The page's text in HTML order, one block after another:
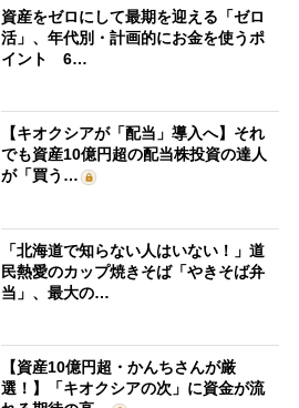
資産をゼロにして最期を迎える「ゼロ
活」、年代別・計画的にお金を使うポ
イント 6…
【キオクシアが「配当」導入へ】それ
でも資産10億円超の配当株投資の達人
が「買う…
「北海道で知らない人はいない！」道
民熱愛のカップ焼きそば「やきそば弁
当」、最大の…
【資産10億円超・かんちさんが厳
選！】「キオクシアの次」に資金が流